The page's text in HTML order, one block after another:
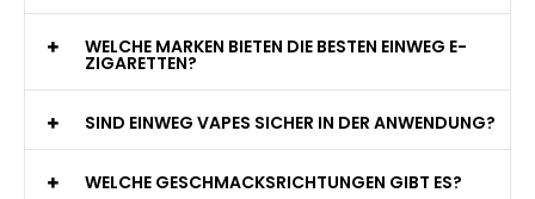
WELCHE MARKEN BIETEN DIE BESTEN EINWEG E-
ZIGARETTEN?
SIND EINWEG VAPES SICHER IN DER ANWENDUNG?
WELCHE GESCHMACKSRICHTUNGEN GIBT ES?